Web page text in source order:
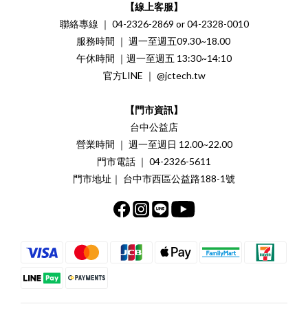
【線上客服】
聯絡專線 ｜ 04-2326-2869 or 04-2328-0010
服務時間 ｜ 週一至週五09.30~18.00
午休時間 ｜週一至週五 13:30~14:10
官方LINE ｜ @jctech.tw
【門市資訊】
台中公益店
營業時間 ｜ 週一至週日 12.00~22.00
門市電話 ｜ 04-2326-5611
門市地址｜ 台中市西區公益路188-1號